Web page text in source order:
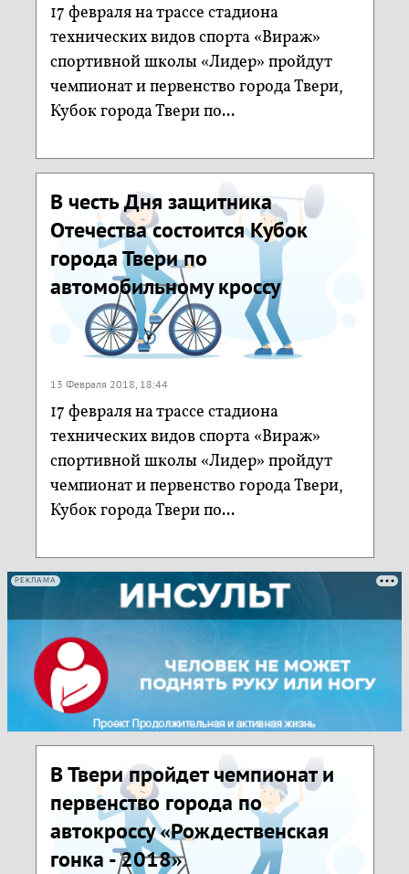
17 февраля на трассе стадиона
технических видов спорта «Вираж»
спортивной школы «Лидер» пройдут
чемпионат и первенство города Твери,
Кубок города Твери по...
В честь Дня защитника
Отечества состоится Кубок
города Твери по
автомобильному кроссу
13 Февраля 2018, 18:44
17 февраля на трассе стадиона
технических видов спорта «Вираж»
спортивной школы «Лидер» пройдут
чемпионат и первенство города Твери,
Кубок города Твери по...
РЕКЛАМА
В Твери пройдет чемпионат и
первенство города по
автокроссу «Рождественская
гонка - 2018»